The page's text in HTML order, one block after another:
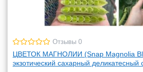
Отзывы 0
ЦВЕТОК МАГНОЛИИ (Snap Magnolia
экзотический сахарный деликатесный